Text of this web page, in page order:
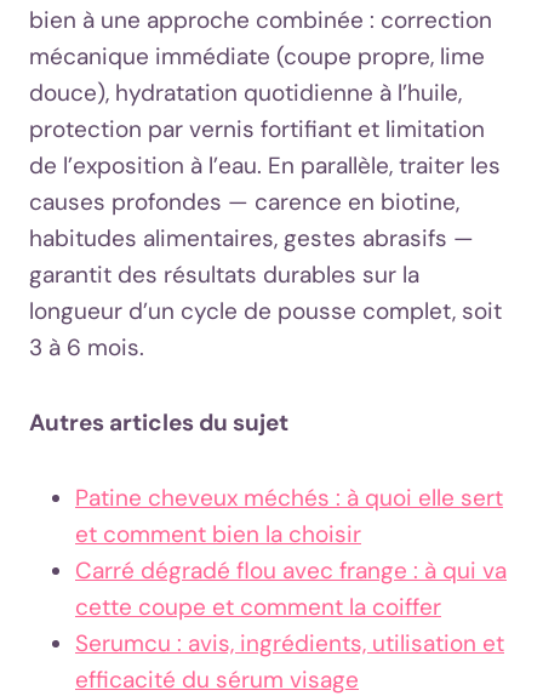
bien à une approche combinée : correction
mécanique immédiate (coupe propre, lime
douce), hydratation quotidienne à l’huile,
protection par vernis fortifiant et limitation
de l’exposition à l’eau. En parallèle, traiter les
causes profondes — carence en biotine,
habitudes alimentaires, gestes abrasifs —
garantit des résultats durables sur la
longueur d’un cycle de pousse complet, soit
3 à 6 mois.
Autres articles du sujet
Patine cheveux méchés : à quoi elle sert
et comment bien la choisir
Carré dégradé flou avec frange : à qui va
cette coupe et comment la coiffer
Serumcu : avis, ingrédients, utilisation et
efficacité du sérum visage